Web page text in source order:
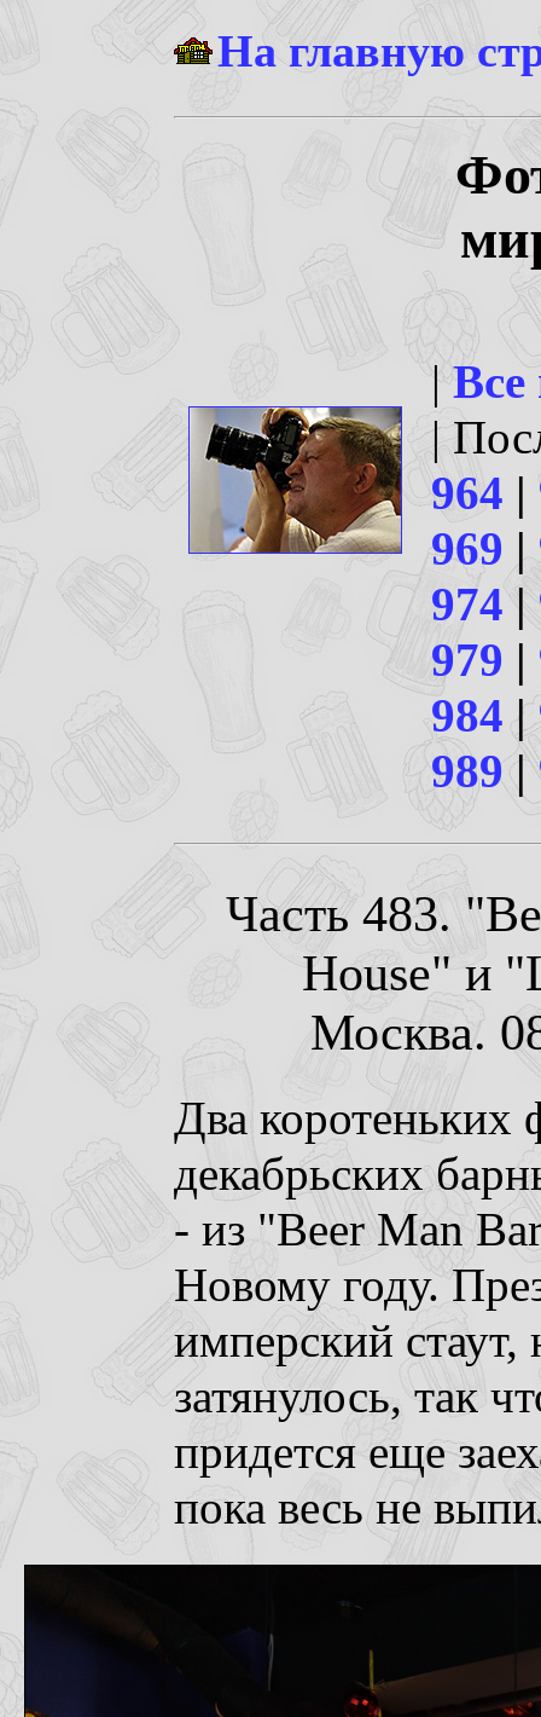
На главную
|
|
964 |
969 |
974|
979 |
984 |
989|
Часть 483.
House" и
Москва.
Два коротеньких
декабрьских
- из "Beer Man
Новому году.
имперский стаут,
затянулось, так
придется еще
пока весь не